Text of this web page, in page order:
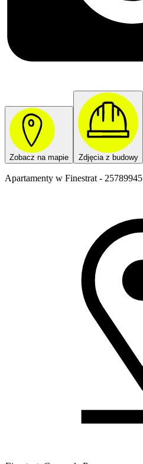
Zobacz na mapie Zdjęcia z budowy
Apartamenty w Finestrat - 25789945